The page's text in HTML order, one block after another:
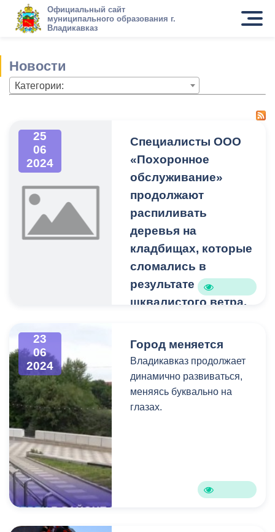
Официальный сайт
муниципального образования г.
Владикавказ
Новости
Категории:
25
06
2024
Специалисты ООО
«Похоронное
обслуживание»
продолжают
распиливать
деревья на
кладбищах, которые
сломались в
результате
шквалистого ветра.
проведения работ,
процесс вывоза
затрудняется.
23
06
2024
Город меняется
Владикавказ продолжает
динамично развиваться,
меняясь буквально на
глазах.